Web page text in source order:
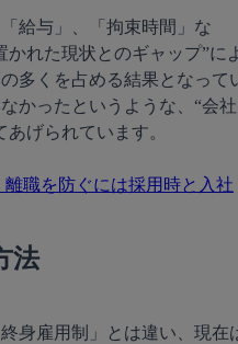
給与」、「拘束時間」な
かれた現状とのギャップ”に
多くを占める結果となって
かったというような、“会社
げられています。
職を防ぐには採用時と入社
法
身雇用制」とは違い、現在